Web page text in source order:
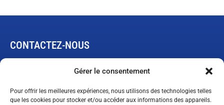
Gérer le consentement
Pour offrir les meilleures expériences, nous utilisons des technologies telles
que les cookies pour stocker et/ou accéder aux informations des appareils.
CONTACTEZ-NOUS
Rimouski, Québec G5M 1B4